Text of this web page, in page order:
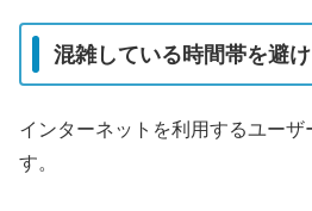
混雑している時間帯を避
インターネットを利用するユー
す。